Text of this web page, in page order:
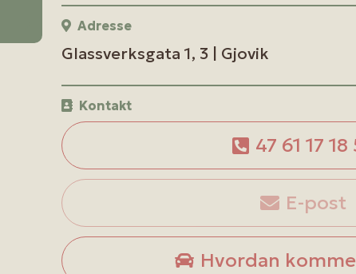
Adresse
Glassverksgata 1, 3 | Gjovik
Kontakt
47 61 17 18
E-post
Hvordan